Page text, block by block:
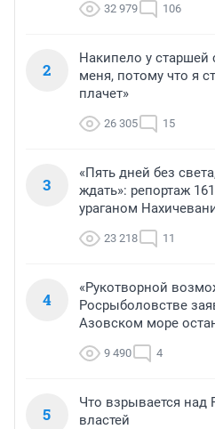
32 979 106
2
Накипело у старшей
меня, потому что я
плачет»
26 305 15
3
«Пять дней без
ждать»: репортаж
ураганом
23 218 11
4
«Рукотворной
Росрыболовстве
Азовском море
9 490 4
5
Что взрывается над
властей